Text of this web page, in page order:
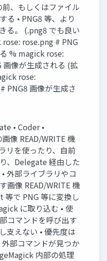
、もしくはファイル
る • PNG8 等、より
る。 (.png8 でも良い
rose.png # PNG
% magick rose:
画像が生成される (拡
rose:
PNG8 画像が生成さ
• Coder •
像 READ/WRITE 機
リを使ったり、自前
、Delegate 経由した
外部ライブラリやコ
画像 READ/WRITE 機
等で PNG 等に変換し
に取り込む • 使
コマンドを呼び出す
支えない • 優先度は
部コマンドが見つか
内部の処理